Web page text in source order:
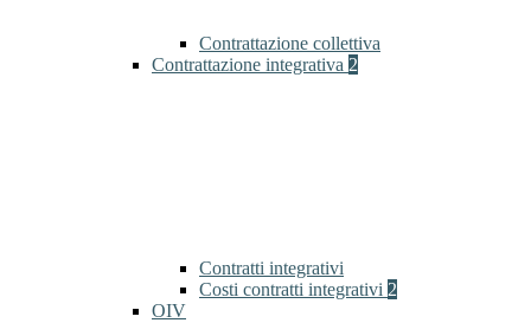
Contrattazione collettiva
Contrattazione integrativa 2
Contratti integrativi
Costi contratti integrativi 2
OIV